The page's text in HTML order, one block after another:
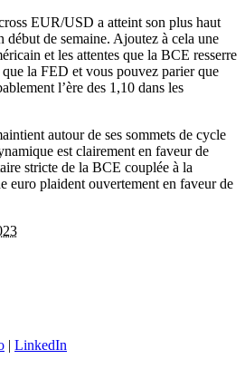
EUR/USD a atteint son plus haut
de semaine. Ajoutez à cela une
et les attentes que la BCE resserre
la FED et vous pouvez parier que
l’ère des 1,10 dans les
autour de ses sommets de cycle
est clairement en faveur de
stricte de la BCE couplée à la
euro plaident ouvertement en faveur de
| LinkedIn